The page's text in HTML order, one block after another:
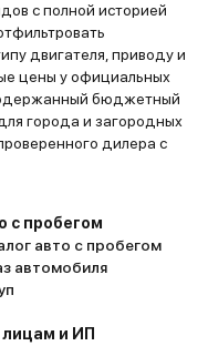
с полной историей
двигателя, приводу и
цены у официальных
бюджетный
города и загородных
дилера с
с пробегом
авто с пробегом
автомобиля
и ИП